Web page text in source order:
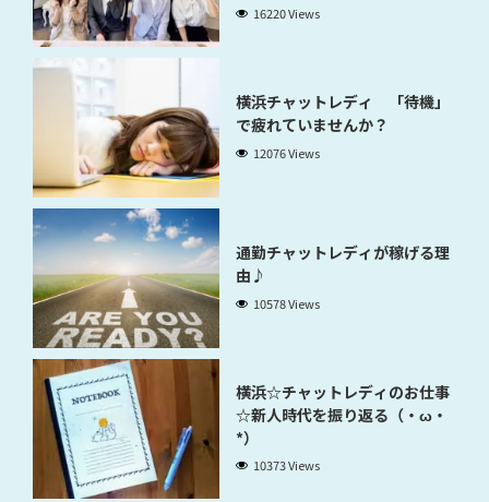
稼げるのかが分かります」
16220 Views
横浜チャットレディ 「待機」
で疲れていませんか？
12076 Views
通勤チャットレディが稼げる理
由♪
10578 Views
横浜☆チャットレディのお仕事
☆新人時代を振り返る（・ω・
*）
10373 Views